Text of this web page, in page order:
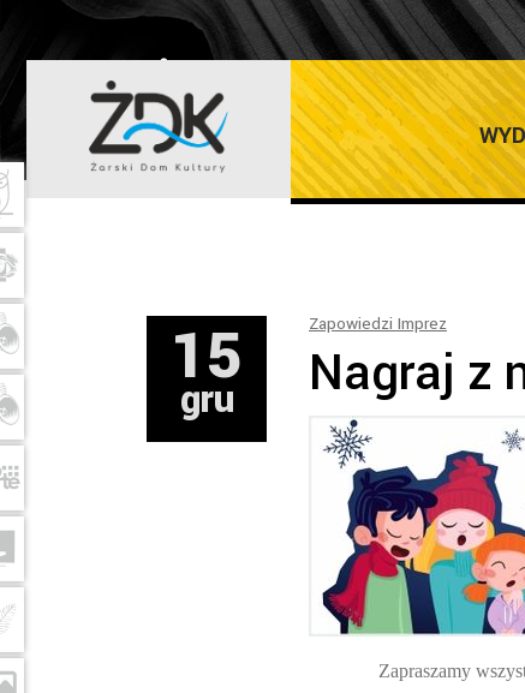
ŻARSKI DOM
15
gru
Zapowiedzi Imprez
Nagraj z
Zapraszamy